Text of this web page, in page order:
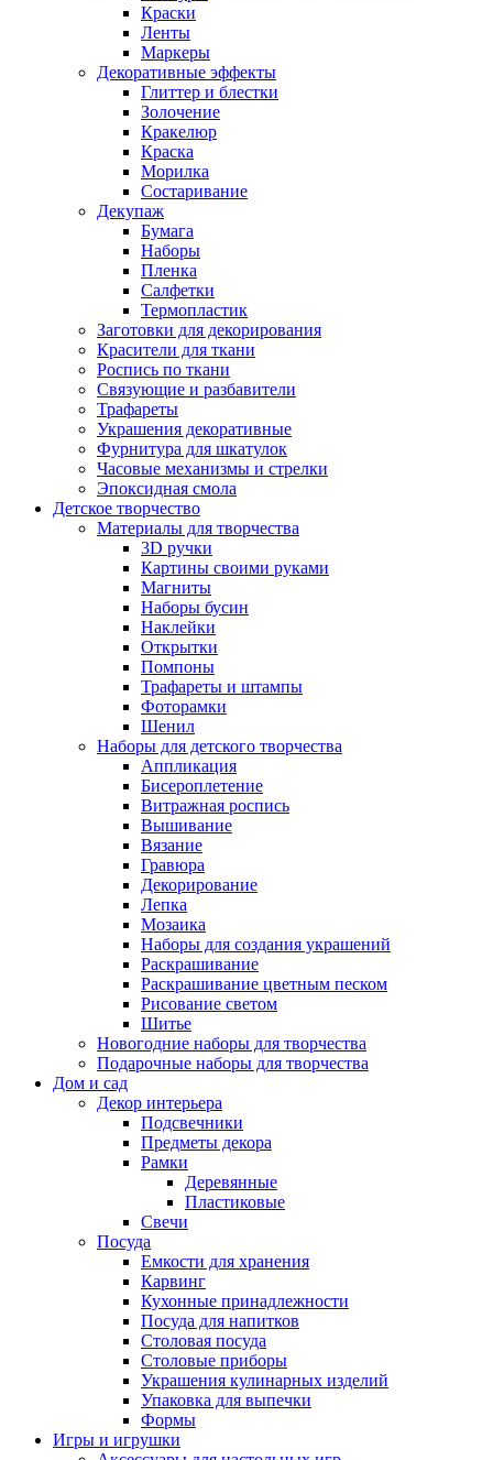
Краски
Ленты
Маркеры
Декоративные эффекты
Глиттер и блестки
Золочение
Кракелюр
Краска
Морилка
Состаривание
Декупаж
Бумага
Наборы
Пленка
Салфетки
Термопластик
Заготовки для декорирования
Красители для ткани
Роспись по ткани
Связующие и разбавители
Трафареты
Украшения декоративные
Фурнитура для шкатулок
Часовые механизмы и стрелки
Эпоксидная смола
Детское творчество
Материалы для творчества
3D ручки
Картины своими руками
Магниты
Наборы бусин
Наклейки
Открытки
Помпоны
Трафареты и штампы
Фоторамки
Шенил
Наборы для детского творчества
Аппликация
Бисероплетение
Витражная роспись
Вышивание
Вязание
Гравюра
Декорирование
Лепка
Мозаика
Наборы для создания украшений
Раскрашивание
Раскрашивание цветным песком
Рисование светом
Шитье
Новогодние наборы для творчества
Подарочные наборы для творчества
Дом и сад
Декор интерьера
Подсвечники
Предметы декора
Рамки
Деревянные
Пластиковые
Свечи
Посуда
Емкости для хранения
Карвинг
Кухонные принадлежности
Посуда для напитков
Столовая посуда
Столовые приборы
Украшения кулинарных изделий
Упаковка для выпечки
Формы
Игры и игрушки